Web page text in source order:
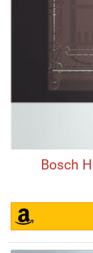
Bosch